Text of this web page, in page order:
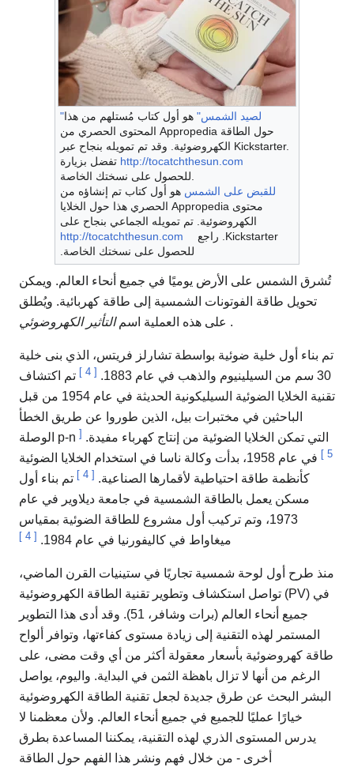
"لصيد الشمس" هو أول كتاب مُستلهم من هذا
المحتوى الحصري من Appropedia حول الطاقة
الكهروضوئية. وقد تم تمويله بنجاح عبر Kickstarter.
http://tocatchthesun.com
للقبض على الشمس هو أول كتاب تم إنشاؤه من
محتوى Appropedia الحصري هذا حول الخلايا
الكهروضوئية. تم تمويله الجماعي بنجاح على
Kickstarter. راجع
http://tocatchthesun.com
للحصول على نسختك الخاصة.
تُشرق الشمس على الأرض يوميًا في جميع أنحاء العالم. ويمكن
تحويل طاقة الفوتونات الشمسية إلى طاقة كهربائية. ويُطلق
على هذه العملية اسمالتأثير الكهروضوئي .
تم بناء أول خلية ضوئية بواسطة تشارلز فريتس، الذي بنى خلية
30 سم من السيلينيوم والذهب في عام 1883.
[
] تم اكتشاف
تقنية الخلايا الضوئية السيليكونية الحديثة في عام 1954 من قبل
الباحثين في مختبرات بيل، الذين طوروا عن طريق الخطأ
الوصلة p-n التي تمكن الخلايا الضوئية من إنتاج كهرباء مفيدة. [
5
]
في عام 1958، بدأت وكالة ناسا في استخدام الخلايا الضوئية
كأنظمة طاقة احتياطية لأقمارها الصناعية. [
] تم بناء أول
مسكن يعمل بالطاقة الشمسية في جامعة ديلاوير في عام
1973، وتم تركيب أول مشروع للطاقة الضوئية بمقياس
ميغاواط في كاليفورنيا في عام 1984.
[
]
منذ طرح أول لوحة شمسية تجاريًا في ستينيات القرن الماضي،
تواصل استكشاف وتطوير تقنية الطاقة الكهروضوئية (PV) في
جميع أنحاء العالم (برات وشافر، 51). وقد أدى هذا التطوير
المستمر لهذه التقنية إلى زيادة مستوى كفاءتها، وتوافر ألواح
طاقة كهروضوئية بأسعار معقولة أكثر من أي وقت مضى، على
الرغم من أنها لا تزال باهظة الثمن في البداية. واليوم، يواصل
البشر البحث عن طرق جديدة لجعل تقنية الطاقة الكهروضوئية
خيارًا عمليًا للجميع في جميع أنحاء العالم. ولأن معظمنا لا
يدرس المستوى الذري لهذه التقنية، يمكننا المساعدة بطرق
أخرى - من خلال فهم ونشر هذا الفهم حول الطاقة